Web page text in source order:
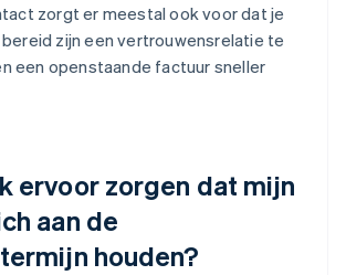
zorgt er meestal ook voor dat je
zijn een vertrouwensrelatie te
een openstaande factuur sneller
ervoor zorgen dat mijn
aan de
houden?